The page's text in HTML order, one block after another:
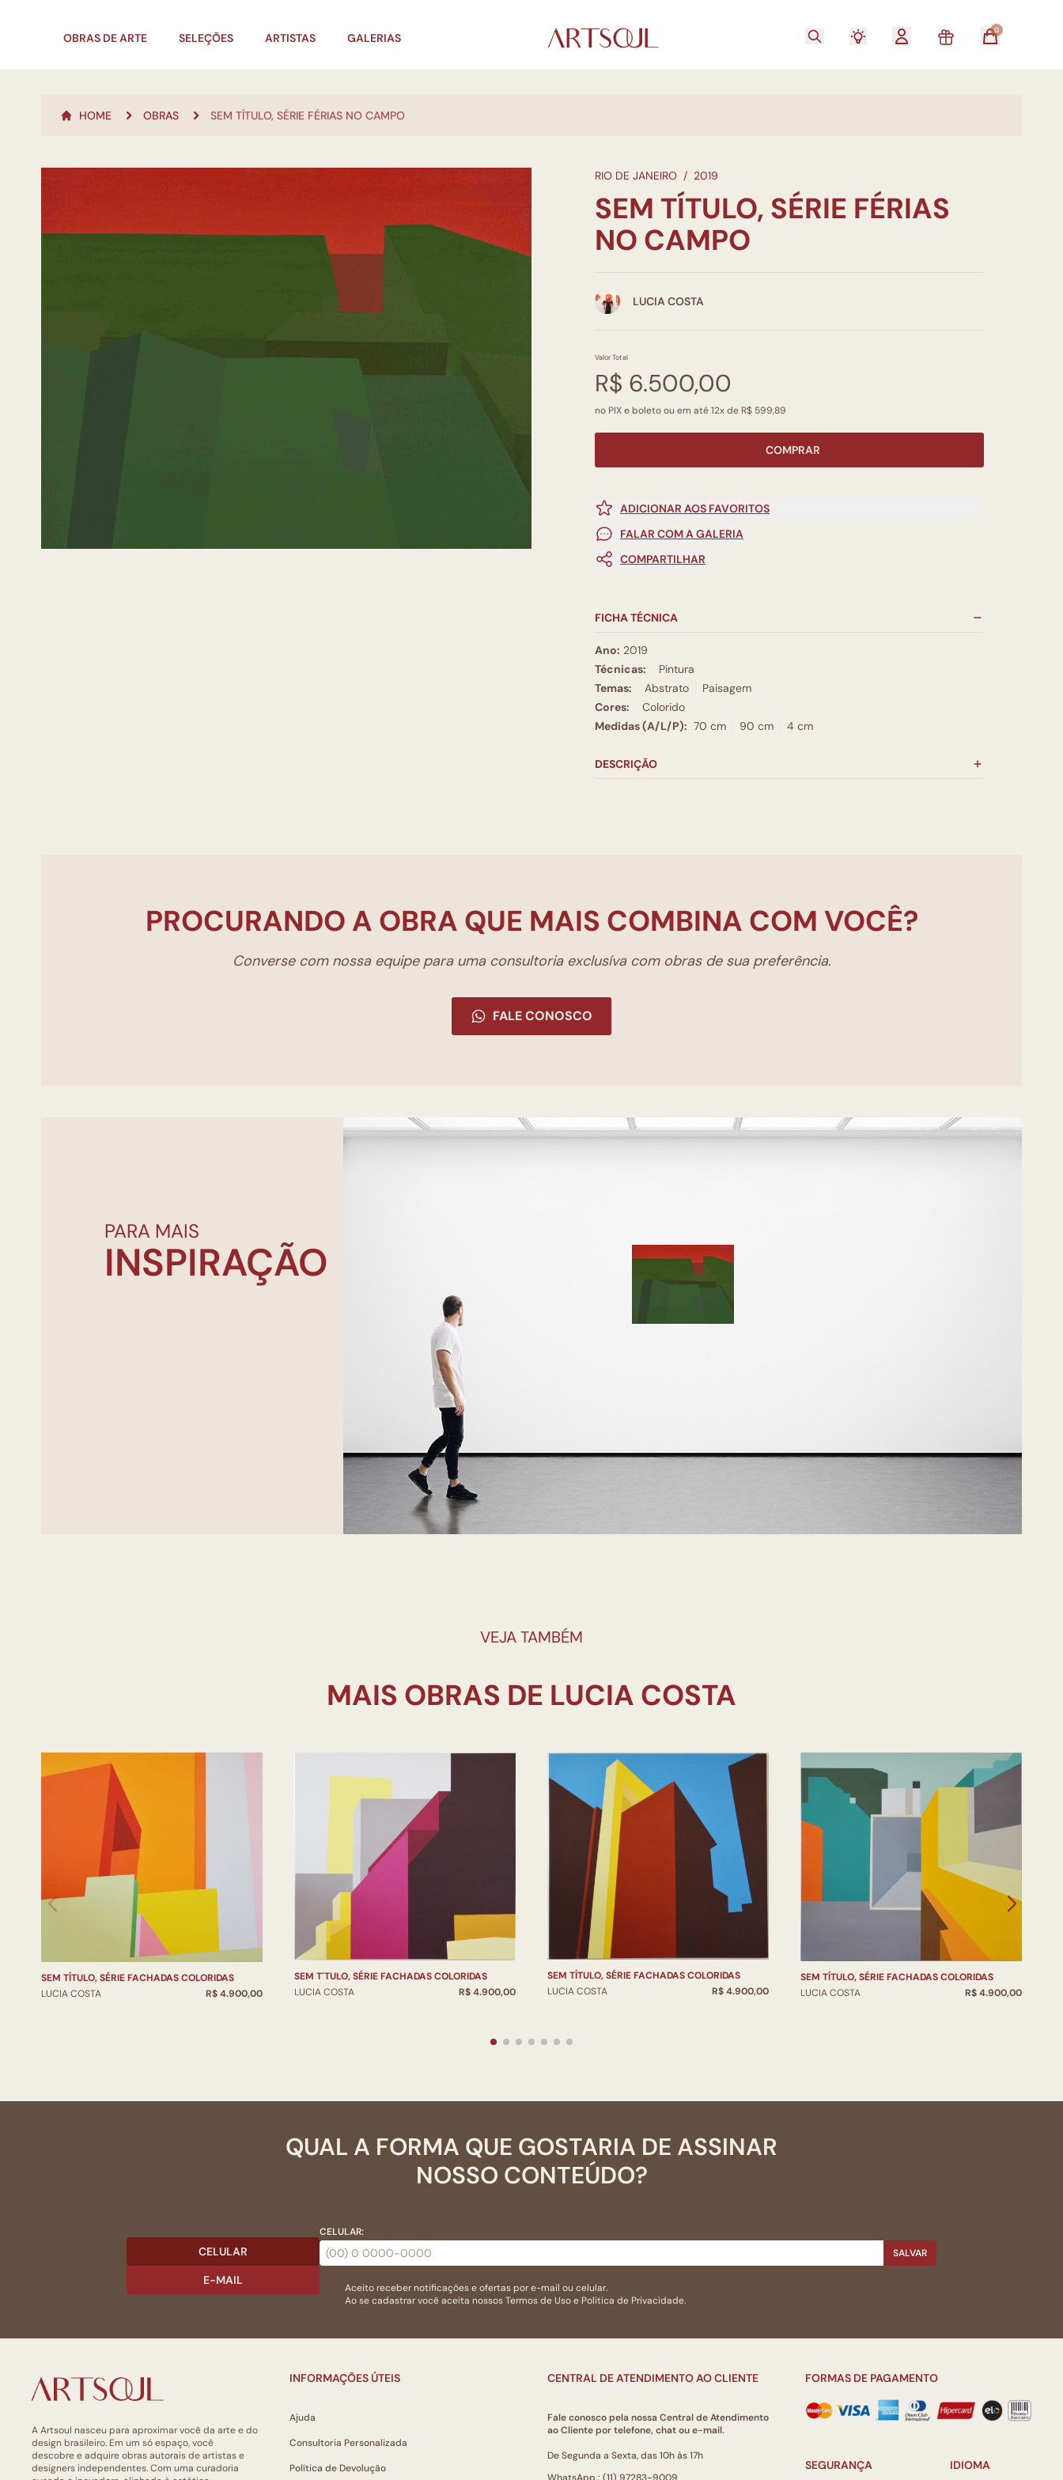
OBRAS DE ARTE SELEÇÕES ARTISTAS GALERIAS
0
HOME OBRAS SEM TÍTULO, SÉRIE FÉRIAS NO CAMPO
RIO DE JANEIRO / 2019
SEM TÍTULO, SÉRIE FÉRIAS
NO CAMPO
LUCIA COSTA
Valor Total
R$ 6.500,00
no PIX e boleto ou em até 12x de R$ 599,89
COMPRAR
ADICIONAR AOS FAVORITOS
FALAR COM A GALERIA
COMPARTILHAR
FICHA TÉCNICA
Ano: 2019
Técnicas:
Pintura
Temas:
Abstrato
Paisagem
Cores:
Colorido
Medidas (A/L/P): 70 cm 90 cm 4 cm
DESCRIÇÃO
PROCURANDO A OBRA QUE MAIS COMBINA COM VOCÊ?
Converse com nossa equipe para uma consultoria exclusíva com obras de sua preferência.
FALE CONOSCO
PARA MAIS
INSPIRAÇÃO
VEJA TAMBÉM
SEM TÍTULO, SÉRIE FACHADAS COLORIDAS
LUCIA COSTA
R$ 4.900,00
SEM T´TULO, SÉRIE FACHADAS COLORIDAS
LUCIA COSTA
R$ 4.900,00
SEM TÍTULO, SÉRIE FACHADAS COLORIDAS
LUCIA COSTA
R$ 4.900,00
SEM TÍTULO, SÉRIE FACHADAS COLORIDAS
LUCIA COSTA
R$ 4.900,00
QUAL A FORMA QUE GOSTARIA DE ASSINAR
NOSSO CONTEÚDO?
CELULAR
E-MAIL
CELULAR:
SALVAR
Aceito receber notificações e ofertas por e-mail ou celular.
Ao se cadastrar você aceita nossosTermos de Usoe Politica de Privacidade.
A Artsoul nasceu para aproximar você da arte e do
design brasileiro. Em um só espaço, você
descobre e adquire obras autorais de artistas e
designers independentes. Com uma curadoria
INFORMAÇÕES ÚTEIS
Ajuda
Consultoria Personalizada
Política de Devolução
CENTRAL DE ATENDIMENTO AO CLIENTE
Fale conosco pela nossa Central de Atendimento
ao Cliente por telefone, chat ou e-mail.
De Segunda a Sexta, das 10h às 17h
FORMAS DE PAGAMENTO
SEGURANÇA IDIOMA